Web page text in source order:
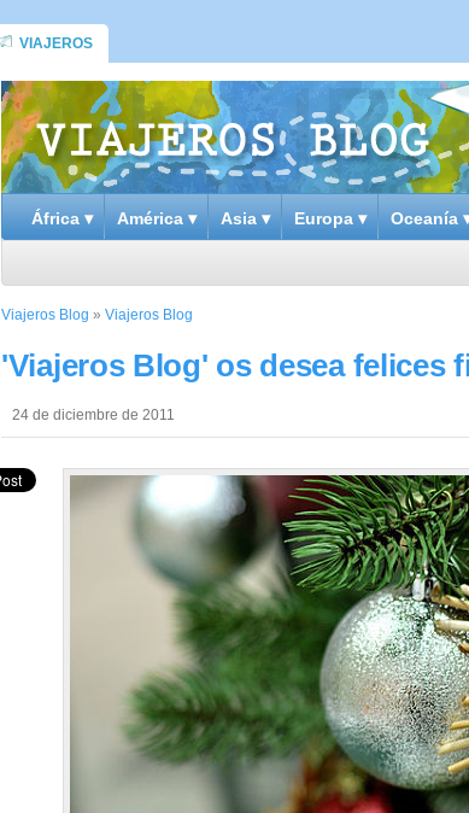
VIAJEROS
África ▾ América ▾ Asia ▾ Europa ▾ Oceanía
Viajeros Blog » Viajeros Blog
'Viajeros Blog' os desea felices
24 de diciembre de 2011